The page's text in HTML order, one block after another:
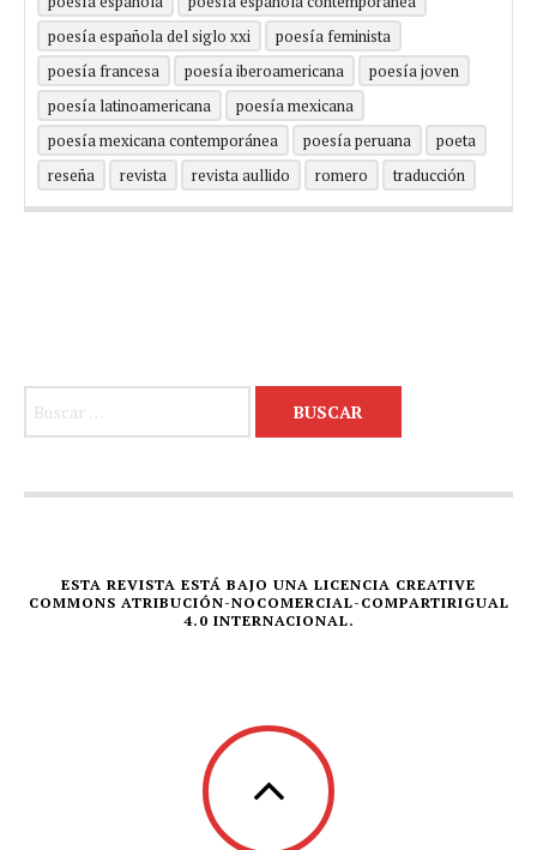
poesía española del siglo xxi
poesía feminista
poesía francesa
poesía iberoamericana
poesía joven
poesía latinoamericana
poesía mexicana
poesía mexicana contemporánea
poesía peruana
poeta
reseña
revista revista aullido romero traducción
ESTA REVISTA ESTÁ BAJO UNA LICENCIA CREATIVE
COMMONS ATRIBUCIÓN-NOCOMERCIAL-COMPARTIRIGUAL
4.0 INTERNACIONAL.